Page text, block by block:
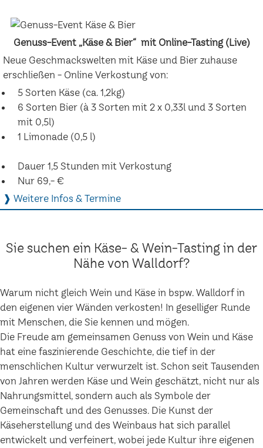
Genuss-Event „Käse & Bier“ mit Online-Tasting (Live)
Neue Geschmackswelten mit Käse und Bier zuhause
erschließen - Online Verkostung von:
5 Sorten Käse (ca. 1,2kg)
6 Sorten Bier (à 3 Sorten mit 2 x 0,33l und 3 Sorten
mit 0,5l)
1 Limonade (0,5 l)
Dauer 1,5 Stunden mit Verkostung
Nur 69,- €
❱ Weitere Infos & Termine
Sie suchen ein Käse- & Wein-Tasting in der
Nähe von Walldorf?
Warum nicht gleich Wein und Käse in bspw. Walldorf in
den eigenen vier Wänden verkosten! In geselliger Runde
mit Menschen, die Sie kennen und mögen.
Die Freude am gemeinsamen Genuss von Wein und Käse
hat eine faszinierende Geschichte, die tief in der
menschlichen Kultur verwurzelt ist. Schon seit Tausenden
von Jahren werden Käse und Wein geschätzt, nicht nur als
Nahrungsmittel, sondern auch als Symbole der
Gemeinschaft und des Genusses. Die Kunst der
Käseherstellung und des Weinbaus hat sich parallel
entwickelt und verfeinert, wobei jede Kultur ihre eigenen